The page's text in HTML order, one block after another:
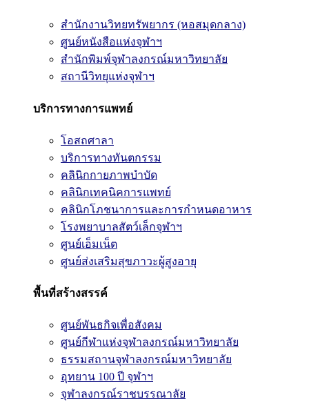
สำนักงานวิทยทรัพยากร (หอสมุดกลาง)
ศูนย์หนังสือแห่งจุฬาฯ
สำนักพิมพ์จุฬาลงกรณ์มหาวิทยาลัย
สถานีวิทยุแห่งจุฬาฯ
บริการทางการแพทย์
โอสถศาลา
บริการทางทันตกรรม
คลินิกกายภาพบำบัด
คลินิกเทคนิคการแพทย์
คลินิกโภชนาการและการกำหนดอาหาร
โรงพยาบาลสัตว์เล็กจุฬาฯ
ศูนย์เอ็มเน็ต
ศูนย์ส่งเสริมสุขภาวะผู้สูงอายุ
พื้นที่สร้างสรรค์
ศูนย์พันธกิจเพื่อสังคม
ศูนย์กีฬาแห่งจุฬาลงกรณ์มหาวิทยาลัย
ธรรมสถานจุฬาลงกรณ์มหาวิทยาลัย
อุทยาน 100 ปี จุฬาฯ
จุฬาลงกรณ์ราชบรรณาลัย